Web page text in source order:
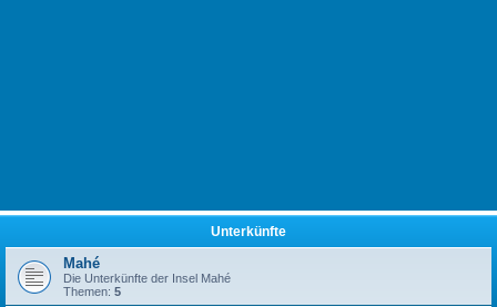
Unterkünfte
Mahé
Die Unterkünfte der Insel Mahé
Themen: 5